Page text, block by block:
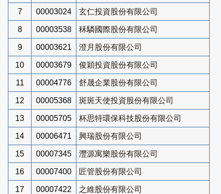
7 00003024 玄仁投資股份有限公司
8 00003538 秝驎國際股份有限公司
9 00003621 澄月股份有限公司
10 00003679 俊穎投資股份有限公司
11 00004776 舒晟企業股份有限公司
12 00005368 斑斑天使投資股份有限公司
13 00005705 杯思特環保科技股份有限公司
14 00006471 興瑞股份有限公司
15 00007345 灃源寓樂股份有限公司
16 00007400 匠管股份有限公司
17 00007422 之維股份有限公司